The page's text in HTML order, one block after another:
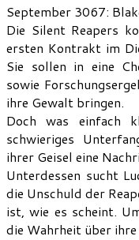
September 3067:
Die Silent Reapers
ersten Kontrakt im
Sie sollen in eine
sowie
ihre Gewalt bringen.
Doch was einfach
schwieriges
ihrer Geisel eine
Unterdessen sucht
die Unschuld der
ist, wie es scheint.
die Wahrheit über